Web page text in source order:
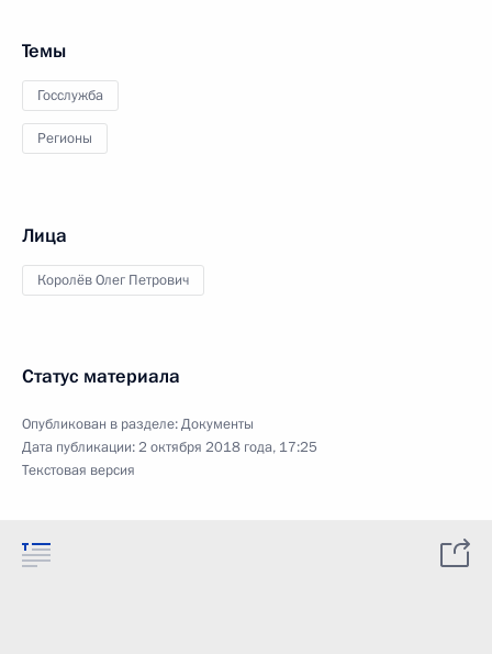
Темы
Госслужба
Регионы
Лица
Королёв Олег Петрович
Статус материала
Опубликован в разделе:Документы
Дата публикации:2 октября 2018 года, 17:25
Текстовая версия